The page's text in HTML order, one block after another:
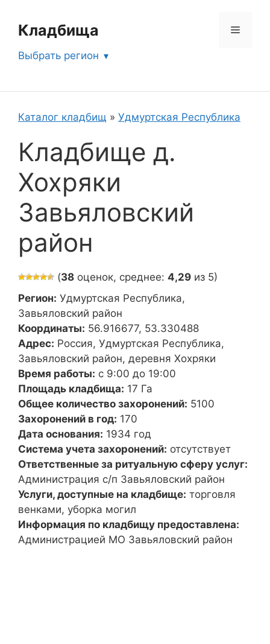
содержимому
Кладбища Меню
Выбрать регион
Каталог кладбищ » Удмуртская Республика
Кладбище д.
Хохряки
Завьяловский
район
(38 оценок, среднее: 4,29 из 5)
Регион: Удмуртская Республика,
Завьяловский район
Координаты: 56.916677, 53.330488
Адрес: Россия, Удмуртская Республика,
Завьяловский район, деревня Хохряки
Время работы: с 9:00 до 19:00
Площадь кладбища: 17 Га
Общее количество захоронений: 5100
Захоронений в год: 170
Дата основания: 1934 год
Система учета захоронений: отсутствует
Ответственные за ритуальную сферу услуг:
Администрация с/п Завьяловский район
Услуги, доступные на кладбище: торговля
венками, уборка могил
Информация по кладбищу предоставлена:
Администрацией МО Завьяловский район